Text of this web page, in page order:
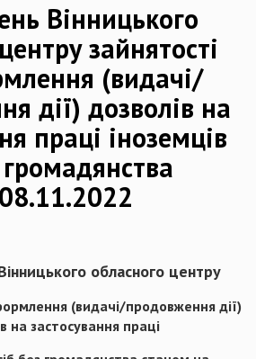
Вінницького
зайнятості
(видачі/
дії) дозволів на
праці іноземців
громадянства
обласного центру
(видачі/продовження дії)
на застосування праці